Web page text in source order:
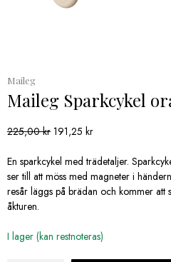
Maileg
Maileg Sparkcykel
225,00kr Det
priset
var:
225,00 kr.
191,25 krDet
priset
är:
191,25 kr.
En sparkcykel med trädetaljer.
ser till att möss med magneter i
resår läggs på brädan och kommer att
åkturen.
I lager (kan restnoteras)